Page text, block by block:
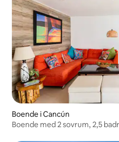
Boende i Cancún
Boende med 2 sovrum, 2,5